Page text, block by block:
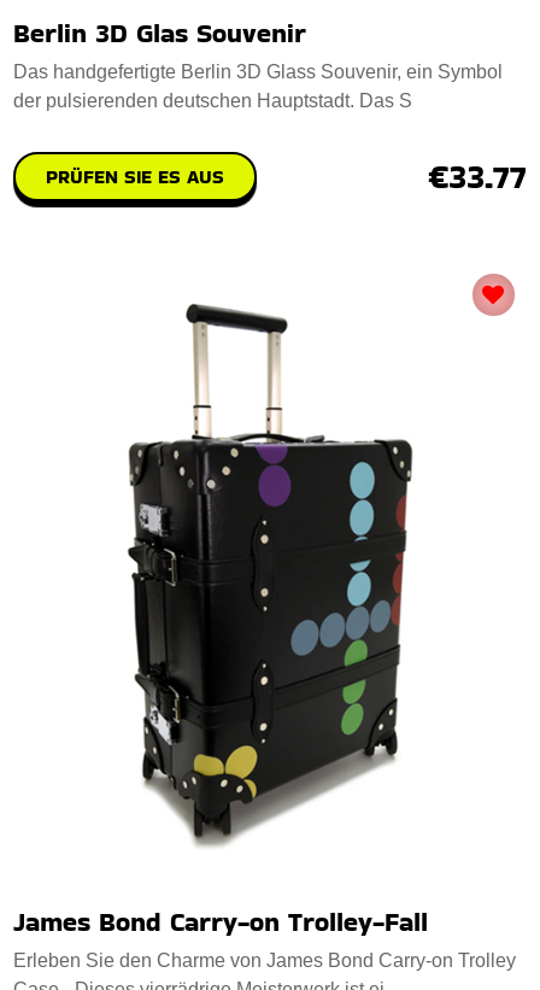
Berlin 3D Glas Souvenir
Das handgefertigte Berlin 3D Glass Souvenir, ein Symbol
der pulsierenden deutschen Hauptstadt. Das S
PRÜFEN SIE ES AUS €33.77
James Bond Carry-on Trolley-Fall
Erleben Sie den Charme von James Bond Carry-on Trolley